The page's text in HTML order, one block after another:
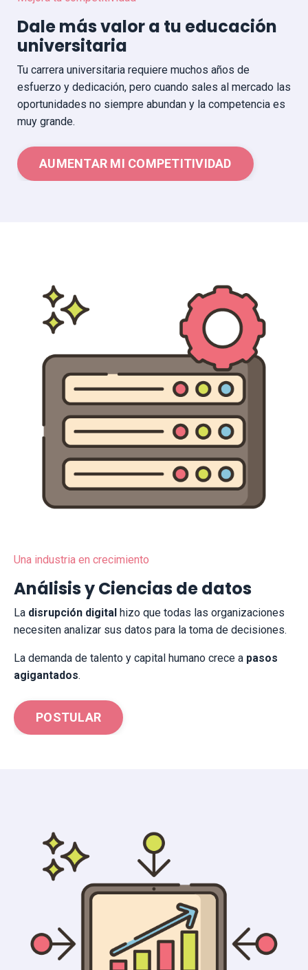
Dale más valor a tu educación
universitaria
Tu carrera universitaria requiere muchos años de
esfuerzo y dedicación, pero cuando sales al mercado las
oportunidades no siempre abundan y la competencia es
muy grande.
AUMENTAR MI COMPETITIVIDAD
Una industria en crecimiento
Análisis y Ciencias de datos
La disrupción digital hizo que todas las organizaciones
necesiten analizar sus datos para la toma de decisiones.
La demanda de talento y capital humano crece a pasos
agigantados.
POSTULAR